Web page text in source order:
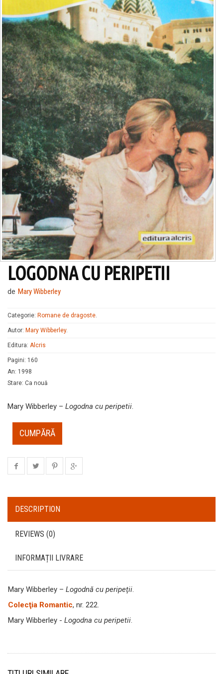
LOGODNA CU PERIPETII
de Mary Wibberley
Categorie: Romane de dragoste.
Autor: Mary Wibberley.
Editura: Alcris
Pagini: 160
An: 1998
Stare: Ca nouă
Mary Wibberley – Logodna cu peripetii.
CUMPĂRĂ
DESCRIPTION
REVIEWS (0)
INFORMAȚII LIVRARE
Mary Wibberley – Logodnă cu peripeţii.
Colecţia Romantic, nr. 222.
Mary Wibberley - Logodna cu peripetii.